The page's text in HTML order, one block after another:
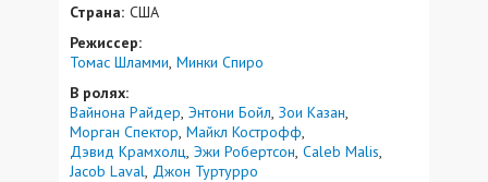
Страна: США
Режиссер:
Томас Шламми Минки Спиро
В ролях:
Вайнона Райдер Энтони Бойл Зои Казан
Морган Спектор Майкл Кострофф
Дэвид Крамхолц Эжи Робертсон Caleb Malis
Jacob Laval Джон Туртурро